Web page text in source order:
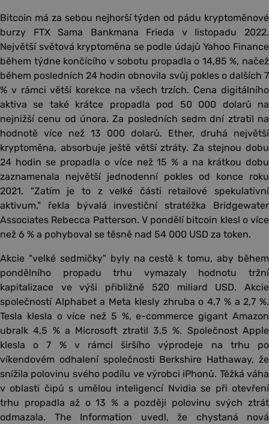
Bitcoin má za sebou nejhorší týden od pádu kryptoměnové
burzy FTX Sama Bankmana Frieda v listopadu 2022.
Největší světová kryptoměna se podle údajů Yahoo Finance
během týdne končícího v sobotu propadla o 14,85 %, načež
během posledních 24 hodin obnovila svůj pokles o dalších 7
% v rámci větší korekce na všech trzích. Cena digitálního
aktiva se také krátce propadla pod 50 000 dolarů na
nejnižší cenu od února. Za posledních sedm dní ztratil na
hodnotě více než 13 000 dolarů. Ether, druhá největší
kryptoměna, absorbuje ještě větší ztráty. Za stejnou dobu
24 hodin se propadla o více než 15 % a na krátkou dobu
zaznamenala největší jednodenní pokles od konce roku
2021. "Zatím je to z velké části retailové spekulativní
aktivum," řekla bývalá investiční stratéžka Bridgewater
Associates Rebecca Patterson. V pondělí bitcoin klesl o více
než 6 % a pohyboval se těsně nad 54 000 USD za token.
Akcie "velké sedmičky" byly na cestě k tomu, aby během
pondělního propadu trhu vymazaly hodnotu tržní
kapitalizace ve výši přibližně 520 miliard USD. Akcie
společností Alphabet a Meta klesly zhruba o 4,7 % a 2,7 %.
Tesla klesla o více než 5 %, e-commerce gigant Amazon
ubralk 4,5 % a Microsoft ztratil 3,5 %. Společnost Apple
klesla o 7 % v rámci širšího výprodeje na trhu po
víkendovém odhalení společnosti Berkshire Hathaway, že
snížila polovinu svého podílu ve výrobci iPhonů. Těžká váha
v oblasti čipů s umělou inteligencí Nvidia se při otevření
trhu propadla až o 13 % a později polovinu svých ztrát
odmazala. The Information uvedl, že chystaná nová